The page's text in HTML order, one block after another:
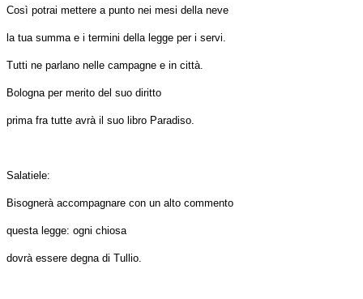
Così potrai mettere a punto nei mesi della neve
la tua summa e i termini della legge per i servi.
Tutti ne parlano nelle campagne e in città.
Bologna per merito del suo diritto
prima fra tutte avrà il suo libro Paradiso.
Salatiele:
Bisognerà accompagnare con un alto commento
questa legge: ogni chiosa
dovrà essere degna di Tullio.